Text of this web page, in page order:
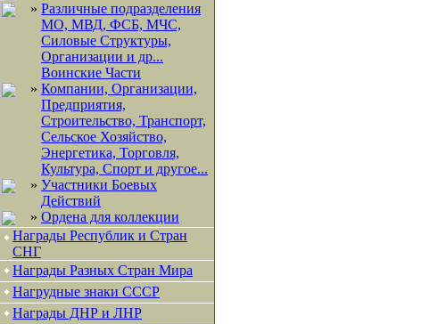
» Различные подразделения
МО, МВД, ФСБ, МЧС,
Силовые Структуры,
Организации и др...
Воинские Части
» Компании, Организации,
Предприятия,
Строительство, Транспорт,
Сельское Хозяйство,
Энергетика, Торговля,
Культура, Спорт и другое...
» Участники Боевых
Действий
» Ордена для коллекции
Награды Республик и Стран
СНГ
Награды Разных Стран Мира
Нагрудные знаки СССР
Награды ДНР и ЛНР